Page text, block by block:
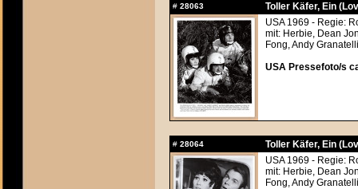
# 28063
Toller Käfer, Ein
USA 1969 - Regie:
mit: Herbie, Dean
Fong, Andy
USA Pressefoto/s
# 28064
Toller Käfer, Ein
USA 1969 - Regie:
mit: Herbie, Dean
Fong, Andy